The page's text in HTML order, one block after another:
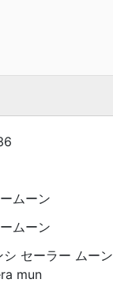
ムーン
ムーン
シ セーラー ムーン
mun